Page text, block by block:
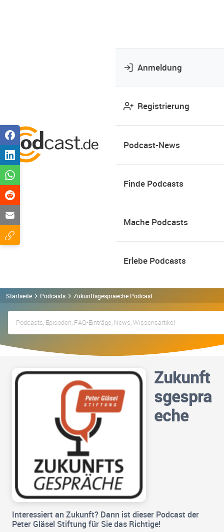
Anmeldung
Registrierung
Podcast-News
Finde Podcasts
Mache Podcasts
Erlebe Podcasts
Startseite Podcasts Zukunftsgespraeche Podcast
Zukunft
sgespra
eche
Interessiert an Zukunft? Dann ist dieser Podcast der
Peter Gläsel Stiftung für Sie das Richtige!